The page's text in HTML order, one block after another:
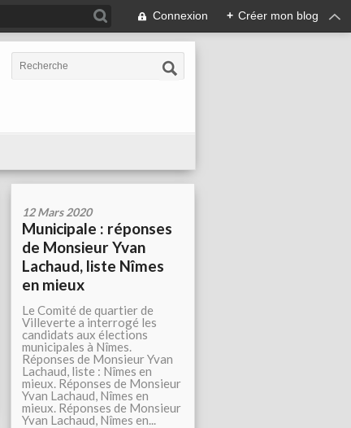
Connexion + Créer mon blog
12 Mars 2020
Municipale : réponses
de Monsieur Yvan
Lachaud, liste Nîmes
en mieux
Le Comité de quartier de
Villeverte a interrogé les
candidats aux élections
municipales à Nîmes.
Réponses de Monsieur Yvan
Lachaud, liste : Nîmes en
mieux. Réponses de Monsieur
Yvan Lachaud, Nîmes en
mieux. Réponses de Monsieur
Yvan Lachaud, Nîmes en...